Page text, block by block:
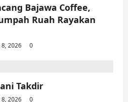
Bajawa Coffee,
Ruah Rayakan
2026
0
Takdir
2026 0